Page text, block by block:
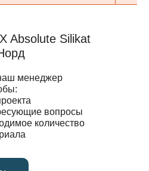
менеджер
вопросы
количество
Absolute Silikat